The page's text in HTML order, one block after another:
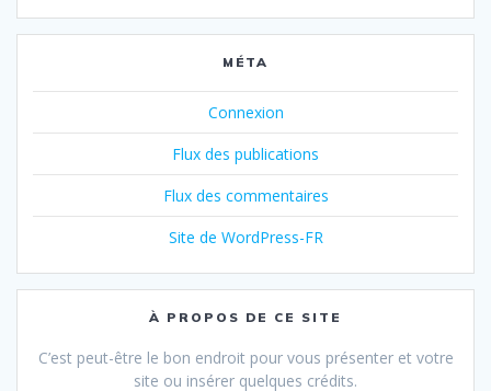
MÉTA
Connexion
Flux des publications
Flux des commentaires
Site de WordPress-FR
À PROPOS DE CE SITE
C’est peut-être le bon endroit pour vous présenter et votre
site ou insérer quelques crédits.